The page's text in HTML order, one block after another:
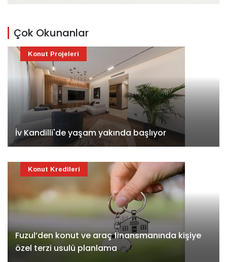
Çok Okunanlar
İv Kandilli'de yaşam yakında başlıyor
Konut Projeleri
Fuzul’den konut ve araç finansmanında kişiye
özel terzi usulü planlama
Konut Kredileri